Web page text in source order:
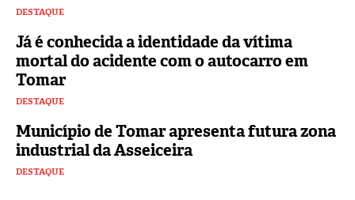
DESTAQUE
Já é conhecida a identidade da vítima
mortal do acidente com o autocarro em
Tomar
DESTAQUE
Município de Tomar apresenta futura zona
industrial da Asseiceira
DESTAQUE